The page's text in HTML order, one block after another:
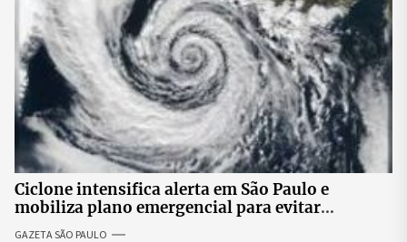
Ciclone intensifica alerta em São Paulo e
mobiliza plano emergencial para evitar
impactos no fornecimento de energia
GAZETA SÃO PAULO